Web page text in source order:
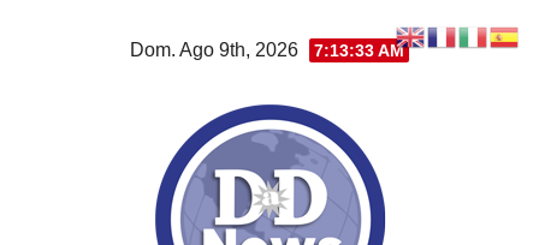
Dom. Ago 9th, 2026 7:13:34 AM